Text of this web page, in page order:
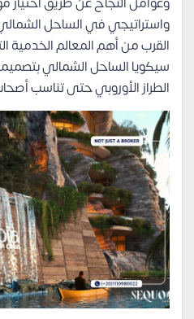
واستراتيجي في الساحل
القرب من أهم المعالم الخدمية
سيكويا الساحل الشمالي
الطراز الأوروبي حتى تناسب